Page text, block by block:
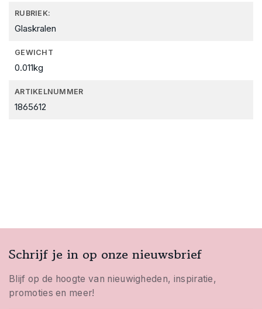
RUBRIEK:
Glaskralen
GEWICHT
0.011kg
ARTIKELNUMMER
1865612
Schrijf je in op onze nieuwsbrief
Blijf op de hoogte van nieuwigheden, inspiratie,
promoties en meer!